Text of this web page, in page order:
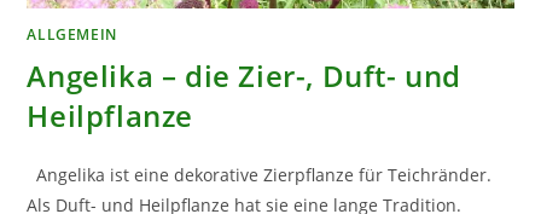
ALLGEMEIN
Angelika – die Zier-, Duft- und
Heilpflanze
Angelika ist eine dekorative Zierpflanze für Teichränder.
Als Duft- und Heilpflanze hat sie eine lange Tradition.